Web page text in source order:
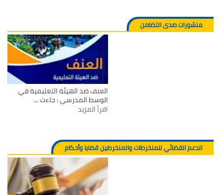
منشورات صدى التضامن
العنف ضد الهيئة التعليمية في
الوسط المدرسي : جاءت ...
اقرأ المزيد
الدعم القضائي للمنخرطات والمنخرطين قضايا وأحكام